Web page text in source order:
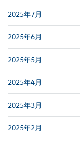
2025年7月
2025年6月
2025年5月
2025年4月
2025年3月
2025年2月